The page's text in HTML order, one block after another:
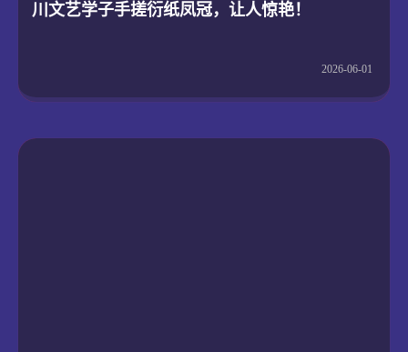
川文艺学子手搓衍纸凤冠，让人惊艳！
2026-06-01